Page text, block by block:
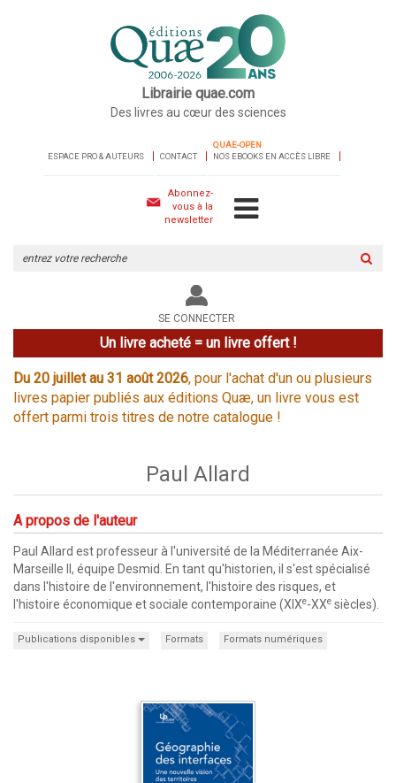
Librairie quae.com
Des livres au cœur des sciences
ESPACE PRO & AUTEURS CONTACT
QUAE-OPEN
NOS EBOOKS EN ACCÈS LIBRE
Abonnez-
vous à la
newsletter
le
site
SE CONNECTER
Un livre acheté = un livre offert !
Du 20 juillet au 31 août 2026, pour l'achat d'un ou plusieurs
livres papier publiés aux éditions Quæ, un livre vous est
offert parmi trois titres de notre catalogue !
Paul Allard
A propos de l'auteur
Paul Allard est professeur à l'université de la Méditerranée Aix-
Marseille II, équipe Desmid. En tant qu'historien, il s'est spécialisé
dans l'histoire de l'environnement, l'histoire des risques, et
l'histoire économique et sociale contemporaine (XIXe-XXe siècles).
Publications disponibles Formats Formats numériques